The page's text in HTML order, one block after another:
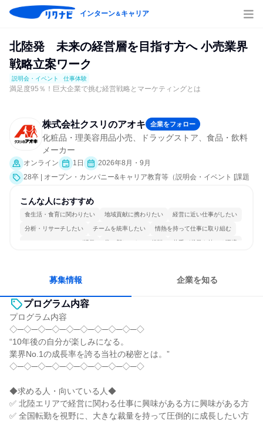
インターン＆キャリア
北陸発 未来の経営層を目指す方へ 小売業界
戦略立案ワーク
説明会・イベント 仕事体験
満足度95％！巨大企業で挑む経営戦略とマーケティングとは
株式会社クスリのアオキ 企業をフォロー
化粧品・理美容用品小売、ドラッグストア、食品・飲料
メーカー
オンライン 1日
2026年8月・9月
28卒 | オープン・カンパニー&キャリア教育等（説明会・イベント [課題
仕事体験）
こんな人におすすめ
食生活・食育に関わりたい 地域貢献に携わりたい 経営に近い仕事がしたい
分析・リサーチしたい チームを統率したい 情熱を持って仕事に取り組む
コミュニケーションが活発 常に新しいものに挑戦 若手が裁量を持てる環境
募集情報 企業を知る
プログラム内容
プログラム内容
◇─◇─◇─◇─◇─◇─◇─◇─◇─◇
“10年後の自分が楽しみになる。
業界No.1の成長率を誇る当社の秘密とは。”
◇─◇─◇─◇─◇─◇─◇─◇─◇─◇
◆求める人・向いている人◆
✅ 北陸エリアで経営に関わる仕事に興味がある方に興味がある方
✅ 全国転勤を視野に、大きな裁量を持って圧倒的に成長したい方